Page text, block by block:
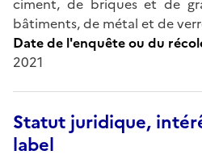
bâtiments, de métal et de
Date de l'enquête ou du
2021
Statut juridique,
label